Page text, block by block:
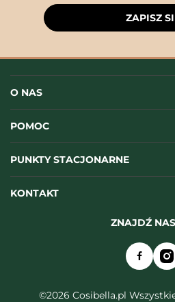
ZAPISZ
O NAS
POMOC
PUNKTY STACJONARNE
KONTAKT
ZNAJDŹ
©2026 Cosibella.pl